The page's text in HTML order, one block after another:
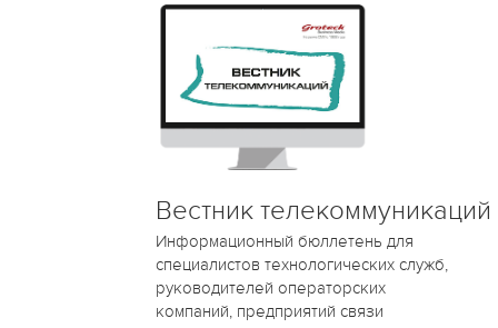
Вестник телекоммуникаций
Информационный бюллетень для
специалистов технологических служб,
руководителей операторских
компаний, предприятий связи